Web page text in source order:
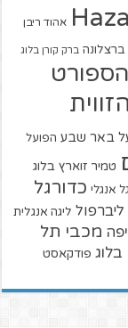
אהוד ריבן
ברצלונה ברק קורן בלוג
הזווית
באר שבע הפועל
טמיר זוארץ בלוג
אנגלי כדורגל
ליברפול ליגה אנגלית
מכבי תל
בלוג פודקאסט